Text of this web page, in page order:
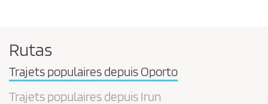
Rutas
Trajets populaires depuis Oporto
Trajets populaires depuis Irun